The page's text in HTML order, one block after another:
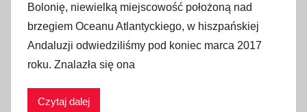
u
b
l
i
Bolonię, niewielką miejscowość położoną nad
brzegiem Oceanu Atlantyckiego, w hiszpańskiej
Andaluzji odwiedziliśmy pod koniec marca 2017
roku. Znalazła się ona
Czytaj dalej